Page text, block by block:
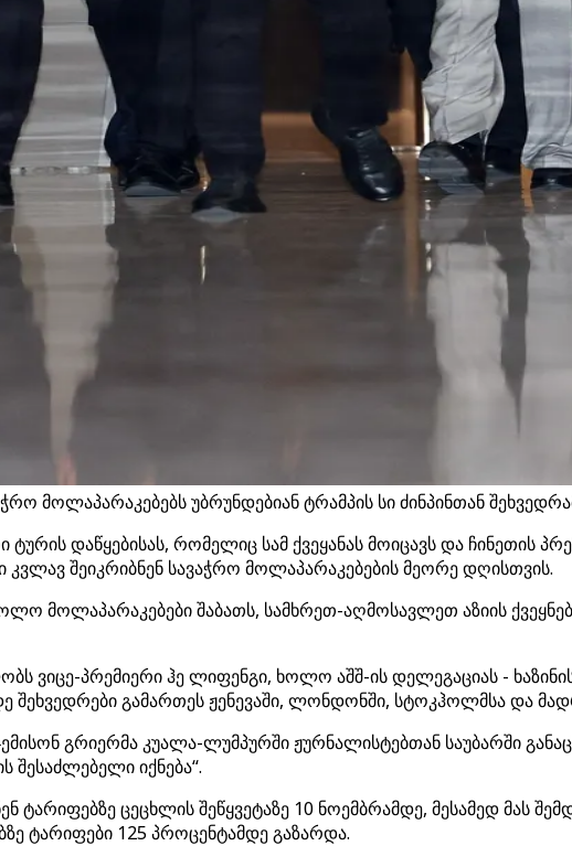
მოლაპარაკებებს უბრუნდებიან ტრამპის სი ძინპინთან
დაწყებისას, რომელიც სამ ქვეყანას მოიცავს და ჩინეთის
კვლავ შეიკრიბნენ სავაჭრო მოლაპარაკებების მეორე დღისთვის.
მოლაპარაკებები შაბათს, სამხრეთ-აღმოსავლეთ აზიის
ვიცე-პრემიერი ჰე ლიფენგი, ხოლო აშშ-ის დელეგაციას -
შეხვედრები გამართეს ჟენევაში, ლონდონში, სტოკჰოლმსა და
გრიერმა კუალა-ლუმპურში ჟურნალისტებთან საუბარში
იქნება“.
ტარიფებზე ცეცხლის შეწყვეტაზე 10 ნოემბრამდე, მესამედ მას
ტარიფები 125 პროცენტამდე გაზარდა.